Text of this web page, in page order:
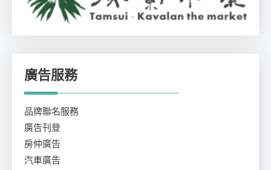
廣告服務
品牌聯名服務
廣告刊登
房仲廣告
汽車廣告